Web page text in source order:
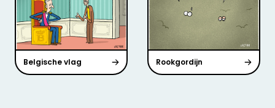
Belgische vlag Rookgordijn